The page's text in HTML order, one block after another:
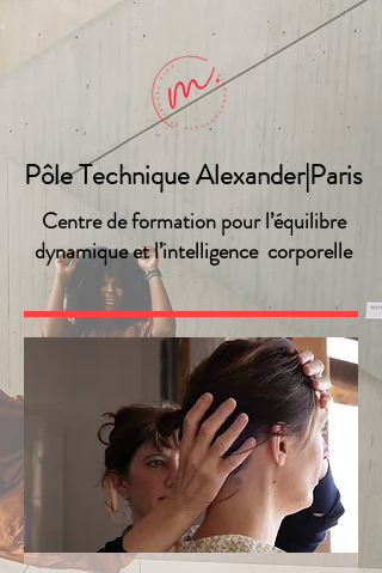
Pôle Technique Alexander|Paris
Centre de formation pour l’équilibre
dynamique et l’intelligence corporelle